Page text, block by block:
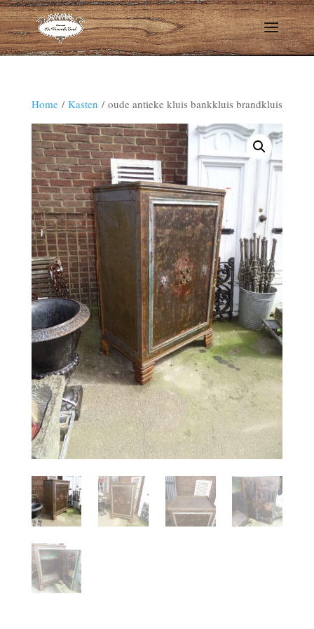
Home/ Kasten / oude antieke kluis bankkluis brandkluis